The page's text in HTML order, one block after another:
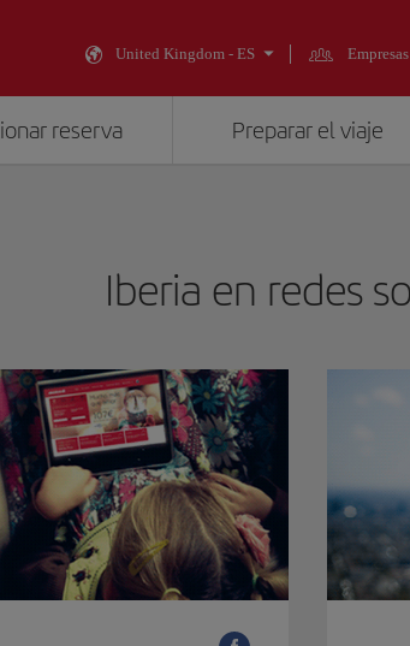
United Kingdom - ES Empresas
reserva Preparar el viaje
Iberia en redes